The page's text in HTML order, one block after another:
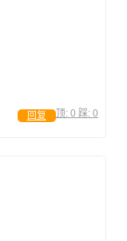
顶: 0 踩: 0
回复